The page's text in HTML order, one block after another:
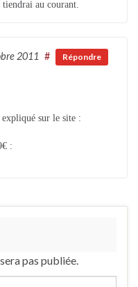
au courant.
2011 # Répondre
sur le site :
:
pas publiée.